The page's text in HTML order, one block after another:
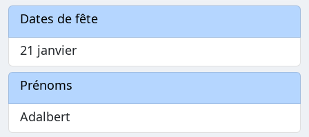
Dates de fête
21 janvier
Prénoms
Adalbert